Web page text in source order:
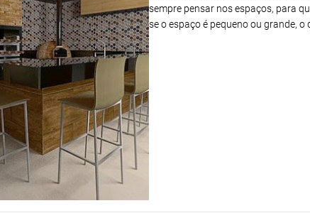
sempre pensar nos espaços, para
se o espaço é pequeno ou grande,